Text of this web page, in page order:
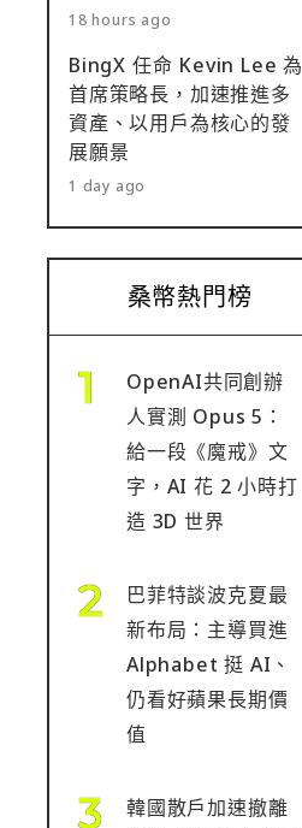
18 hours ago
BingX 任命 Kevin Lee 為
首席策略長，加速推進多
資產、以用戶為核心的發
展願景
1 day ago
桑幣熱門榜
OpenAI共同創辦
人實測 Opus 5：
給一段《魔戒》文
字，AI 花 2 小時打
造 3D 世界
巴菲特談波克夏最
新布局：主導買進
Alphabet 挺 AI、
仍看好蘋果長期價
值
韓國散戶加速撤離